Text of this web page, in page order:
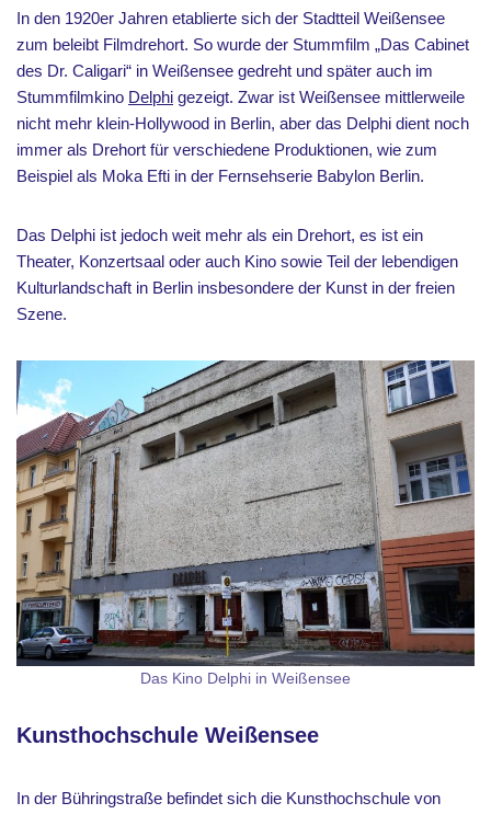
In den 1920er Jahren etablierte sich der Stadtteil Weißensee
zum beleibt Filmdrehort. So wurde der Stummfilm „Das Cabinet
des Dr. Caligari“ in Weißensee gedreht und später auch im
Stummfilmkino Delphi gezeigt. Zwar ist Weißensee mittlerweile
nicht mehr klein-Hollywood in Berlin, aber das Delphi dient noch
immer als Drehort für verschiedene Produktionen, wie zum
Beispiel als Moka Efti in der Fernsehserie Babylon Berlin.
Das Delphi ist jedoch weit mehr als ein Drehort, es ist ein
Theater, Konzertsaal oder auch Kino sowie Teil der lebendigen
Kulturlandschaft in Berlin insbesondere der Kunst in der freien
Szene.
Das Kino Delphi in Weißensee
Kunsthochschule Weißensee
In der Bühringstraße befindet sich die Kunsthochschule von